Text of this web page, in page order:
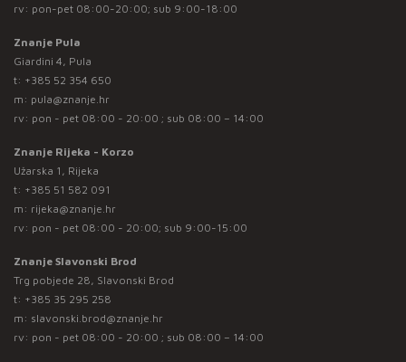
rv: pon-pet 08:00-20:00; sub 9:00-18:00
Znanje Pula
Giardini 4, Pula
t: +385 52 354 650
m: pula@znanje.hr
rv: pon - pet 08:00 - 20:00 ; sub 08:00 – 14:00
Znanje Rijeka - Korzo
Užarska 1, Rijeka
t: +385 51 582 091
m: rijeka@znanje.hr
rv: pon - pet 08:00 - 20:00; sub 9:00-15:00
Znanje Slavonski Brod
Trg pobjede 28, Slavonski Brod
t: +385 35 295 258
m: slavonski.brod@znanje.hr
rv: pon - pet 08:00 - 20:00 ; sub 08:00 – 14:00